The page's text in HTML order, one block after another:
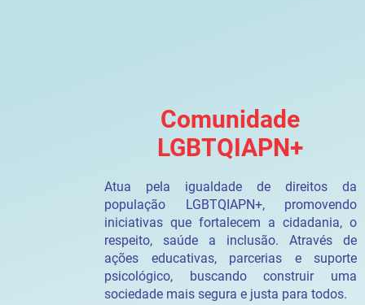
Comunidade
LGBTQIAPN+
Atua pela igualdade de direitos da
população LGBTQIAPN+, promovendo
iniciativas que fortalecem a cidadania, o
respeito, saúde a inclusão. Através de
ações educativas, parcerias e suporte
psicológico, buscando construir uma
sociedade mais segura e justa para todos.